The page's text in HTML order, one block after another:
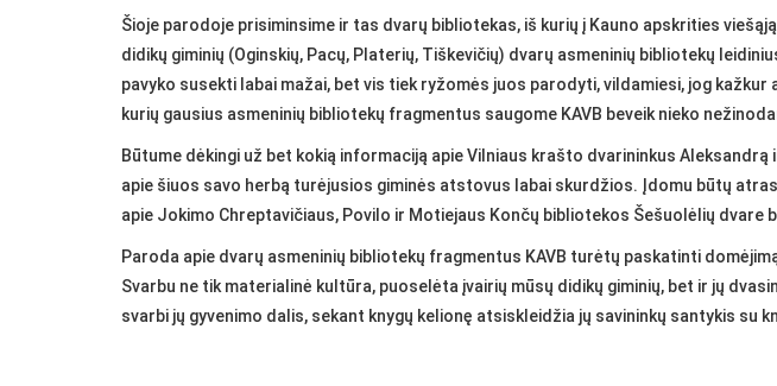
Šioje parodoje prisiminsime ir tas dvarų bibliotekas, iš kurių į Kauno apskrities
didikų giminių (Oginskių, Pacų, Platerių, Tiškevičių) dvarų asmeninių bibliotekų
pavyko susekti labai mažai, bet vis tiek ryžomės juos parodyti, vildamiesi, jog
kurių gausius asmeninių bibliotekų fragmentus saugome KAVB beveik nieko
Būtume dėkingi už bet kokią informaciją apie Vilniaus krašto dvarininkus
apie šiuos savo herbą turėjusios giminės atstovus labai skurdžios. Įdomu būtų
apie Jokimo Chreptavičiaus, Povilo ir Motiejaus Končų bibliotekos Šešuolėlių dvare
Paroda apie dvarų asmeninių bibliotekų fragmentus KAVB turėtų paskatinti
Svarbu ne tik materialinė kultūra, puoselėta įvairių mūsų didikų giminių, bet ir jų
svarbi jų gyvenimo dalis, sekant knygų kelionę atsiskleidžia jų savininkų santykis